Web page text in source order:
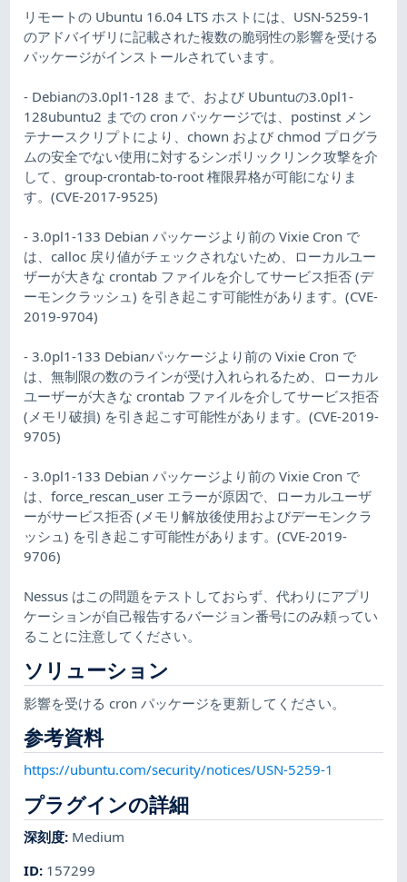
リモートの Ubuntu 16.04 LTS ホストには、USN-5259-1
のアドバイザリに記載された複数の脆弱性の影響を受ける
パッケージがインストールされています。
- Debianの3.0pl1-128 まで、および Ubuntuの3.0pl1-
128ubuntu2 までの cron パッケージでは、postinst メン
テナースクリプトにより、chown および chmod プログラ
ムの安全でない使用に対するシンボリックリンク攻撃を介
して、group-crontab-to-root 権限昇格が可能になりま
す。(CVE-2017-9525)
- 3.0pl1-133 Debian パッケージより前の Vixie Cron で
は、calloc 戻り値がチェックされないため、ローカルユー
ザーが大きな crontab ファイルを介してサービス拒否 (デ
ーモンクラッシュ) を引き起こす可能性があります。(CVE-
2019-9704)
- 3.0pl1-133 Debianパッケージより前の Vixie Cron で
は、無制限の数のラインが受け入れられるため、ローカル
ユーザーが大きな crontab ファイルを介してサービス拒否
(メモリ破損) を引き起こす可能性があります。(CVE-2019-
9705)
- 3.0pl1-133 Debian パッケージより前の Vixie Cron で
は、force_rescan_user エラーが原因で、ローカルユーザ
ーがサービス拒否 (メモリ解放後使用およびデーモンクラ
ッシュ) を引き起こす可能性があります。(CVE-2019-
9706)
Nessus はこの問題をテストしておらず、代わりにアプリ
ケーションが自己報告するバージョン番号にのみ頼ってい
ることに注意してください。
ソリューション
影響を受ける cron パッケージを更新してください。
参考資料
https://ubuntu.com/security/notices/USN-5259-1
プラグインの詳細
深刻度: Medium
ID: 157299